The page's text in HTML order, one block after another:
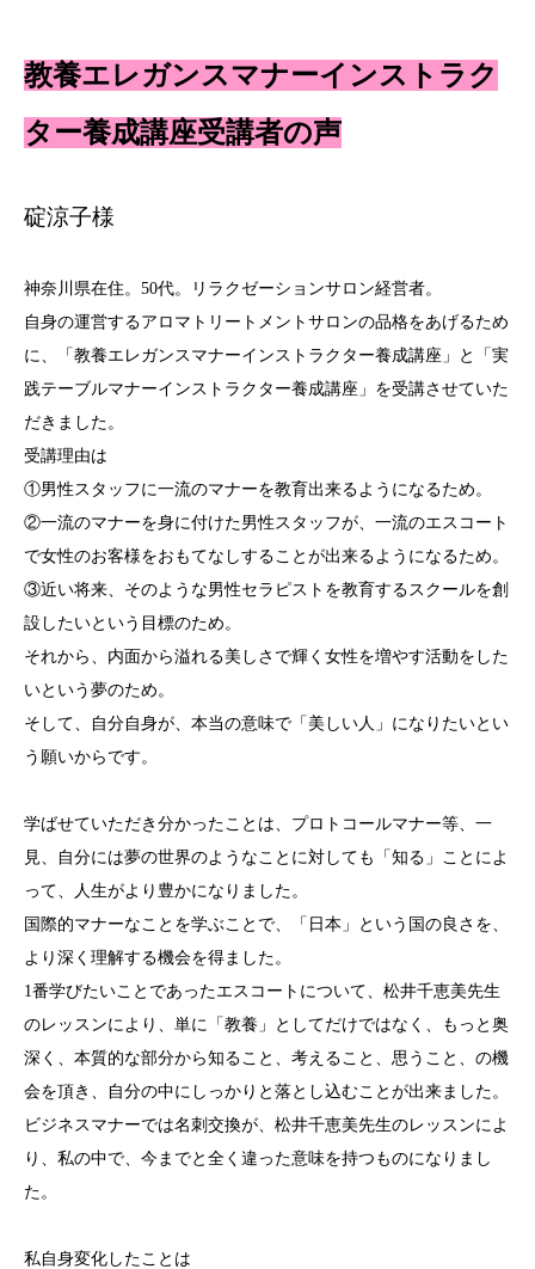
教養エレガンスマナーインストラク
ター養成講座受講者の声
碇涼子様
神奈川県在住。50代。リラクゼーションサロン経営者。
自身の運営するアロマトリートメントサロンの品格をあげるため
に、「教養エレガンスマナーインストラクター養成講座」と「実
践テーブルマナーインストラクター養成講座」を受講させていた
だきました。
受講理由は
①男性スタッフに一流のマナーを教育出来るようになるため。
②一流のマナーを身に付けた男性スタッフが、一流のエスコート
で女性のお客様をおもてなしすることが出来るようになるため。
③近い将来、そのような男性セラピストを教育するスクールを創
設したいという目標のため。
それから、内面から溢れる美しさで輝く女性を増やす活動をした
いという夢のため。
そして、自分自身が、本当の意味で「美しい人」になりたいとい
う願いからです。
学ばせていただき分かったことは、プロトコールマナー等、一
見、自分には夢の世界のようなことに対しても「知る」ことによ
って、人生がより豊かになりました。
国際的マナーなことを学ぶことで、「日本」という国の良さを、
より深く理解する機会を得ました。
1番学びたいことであったエスコートについて、松井千恵美先生
のレッスンにより、単に「教養」としてだけではなく、もっと奥
深く、本質的な部分から知ること、考えること、思うこと、の機
会を頂き、自分の中にしっかりと落とし込むことが出来ました。
ビジネスマナーでは名刺交換が、松井千恵美先生のレッスンによ
り、私の中で、今までと全く違った意味を持つものになりまし
た。
私自身変化したことは